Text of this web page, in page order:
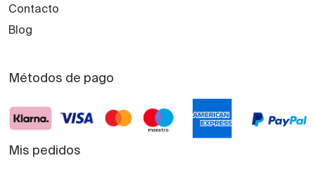
Contacto
Blog
Métodos de pago
Mis pedidos